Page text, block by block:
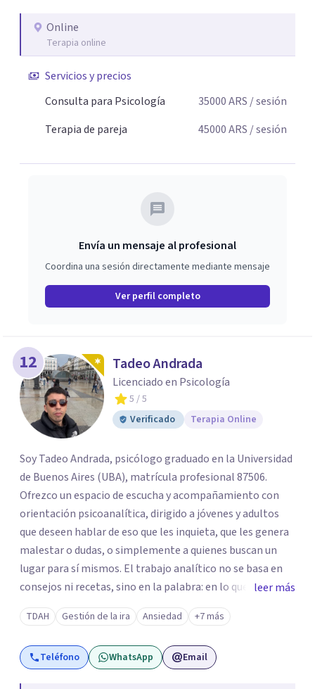
Online
Terapia online
Servicios y precios
Consulta para Psicología
35000ARS / sesión
Terapia de pareja
45000ARS / sesión
Envía un mensaje al profesional
Coordina una sesión directamente mediante mensaje
Ver perfil completo
12 Tadeo Andrada
Licenciado en Psicología
5 / 5
Verificado
Terapia Online
Soy Tadeo Andrada, psicólogo graduado en la Universidad
de Buenos Aires (UBA), matrícula profesional 87506.
Ofrezco un espacio de escucha y acompañamiento con
orientación psicoanalítica, dirigido a jóvenes y adultos
que deseen hablar de eso que les inquieta, que les genera
malestar o dudas, o simplemente a quienes buscan un
lugar para sí mismos. El trabajo analítico no se basa en
consejos ni recetas, sino en la palabra: en lo que cada
quien puede decir de su historia, de su deseo, de su
malestar... En el encuentro con un analista se abre la
posibilidad de pensar de otro modo eso que hasta ahora
parecía sin salida.
leer más
TDAH Gestión de la ira Ansiedad +7 más
Teléfono WhatsApp Email